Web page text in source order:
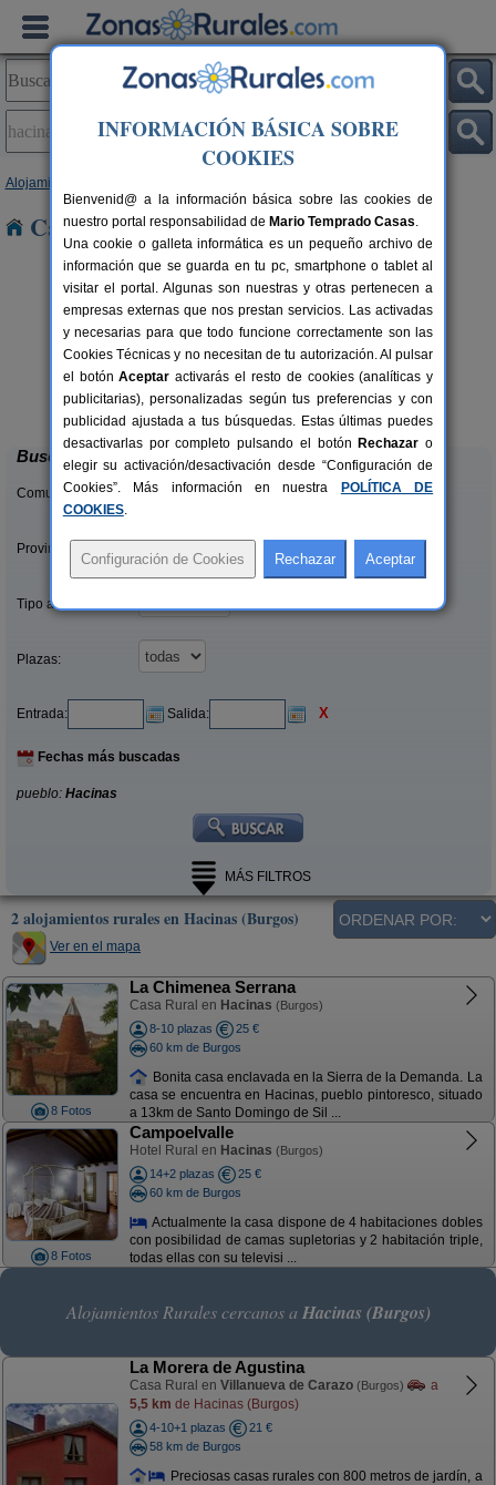
Alojamientos
Casas Rurales en Hacinas
6-7+1 pers.
desde22 €
Casa El Sauco
Ailanes de Zamanzas (Burgos)
Buscar
Comunidades:
Provincias/Islas:
Tipo alquiler:
Plazas:
Entrada: Salida: X
Fechas más buscadas
pueblo: Hacinas
MÁS FILTROS
2 alojamientos rurales en Hacinas (Burgos)
Ver en el mapa
8 Fotos
La Chimenea Serrana
Casa Rural en Hacinas (Burgos)
8-10 plazas
25 €
60 km de Burgos
Bonita casa enclavada en la Sierra de la Demanda. La
casa se encuentra en Hacinas, pueblo pintoresco, situado
a 13km de Santo Domingo de Sil ...
8 Fotos
Campoelvalle
Hotel Rural en Hacinas (Burgos)
14+2 plazas
25 €
60 km de Burgos
Actualmente la casa dispone de 4 habitaciones dobles
con posibilidad de camas supletorias y 2 habitación triple,
todas ellas con su televisi ...
Alojamientos Rurales cercanos a Hacinas (Burgos)
La Morera de Agustina
Casa Rural en Villanueva de Carazo (Burgos)
a
5,5 km de Hacinas (Burgos)
4-10+1 plazas
21 €
58 km de Burgos
Preciosas casas rurales con 800 metros de jardín, a
INFORMACIÓN BÁSICA SOBRE
COOKIES
Bienvenid@ a la información básica sobre las cookies de
nuestro portal responsabilidad de Mario Temprado Casas.
Una cookie o galleta informática es un pequeño archivo de
información que se guarda en tu pc, smartphone o tablet al
visitar el portal. Algunas son nuestras y otras pertenecen a
empresas externas que nos prestan servicios. Las activadas
y necesarias para que todo funcione correctamente son las
Cookies Técnicas y no necesitan de tu autorización. Al pulsar
el botónAceptar activarás el resto de cookies (analíticas y
publicitarias), personalizadas según tus preferencias y con
publicidad ajustada a tus búsquedas. Estas últimas puedes
desactivarlas por completo pulsando el botón Rechazar o
elegir su activación/desactivación desde “Configuración de
Cookies”. Más información en nuestra
POLÍTICA DE
COOKIES.